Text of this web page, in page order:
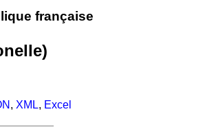
française
, XML, Excel